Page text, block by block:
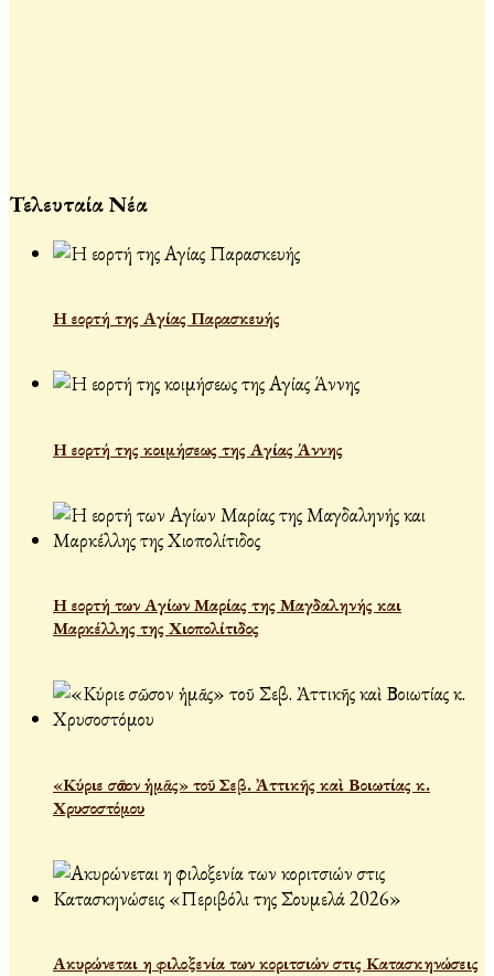
Τελευταία Νέα
Η εορτή της Αγίας Παρασκευής
Η εορτή της κοιμήσεως της Αγίας Άννης
Η εορτή των Αγίων Μαρίας της Μαγδαληνής και
Μαρκέλλης της Χιοπολίτιδος
«Κύριε σῶσον ἡμᾶς» τοῦ Σεβ. Ἀττικῆς καὶ Βοιωτίας κ.
Χρυσοστόμου
Ακυρώνεται η φιλοξενία των κοριτσιών στις Κατασκηνώσεις